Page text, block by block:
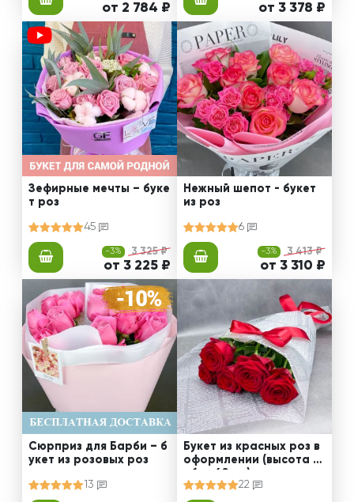
от 2 784 ₽ от 3 378 ₽
Зефирные мечты – буке
т роз
45
-3% 3 325 ₽
от 3 225 ₽
Нежный шепот - букет
из роз
6
-3% 3 413 ₽
от 3 310 ₽
Сюрприз для Барби – б
укет из розовых роз
13
Букет из красных роз в
оформлении (высота ст
22